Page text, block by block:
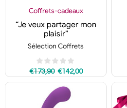
Coffrets-cadeaux
“Je veux partager mon
plaisir”
Sélection Coffrets
€173,90 €142,00